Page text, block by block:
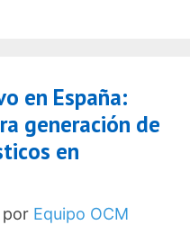
en España:
generación de
en
por Equipo OCM